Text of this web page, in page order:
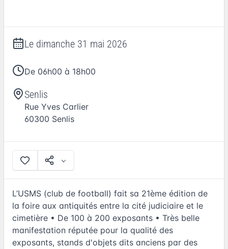
Le dimanche 31 mai 2026
De 06h00 à 18h00
Senlis
Rue Yves Carlier
60300 Senlis
L’USMS (club de football) fait sa 21ème édition de
la foire aux antiquités entre la cité judiciaire et le
cimetière • De 100 à 200 exposants • Très belle
manifestation réputée pour la qualité des
exposants, stands d'objets dits anciens par des